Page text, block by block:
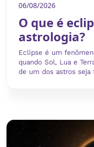
06/08/2026
O que é
astrologia?
Eclipse é um
quando Sol, Lua e
de um dos astros